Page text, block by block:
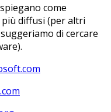
come
diffusi (per altri
di cercare